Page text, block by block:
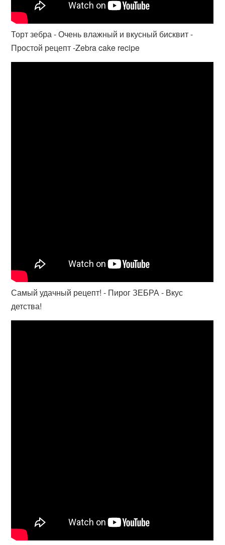
Торт зебра - Очень влажный и вкусный бисквит -
Простой рецепт -Zebra cake recipe
Самый удачный рецепт! - Пирог ЗЕБРА - Вкус
детства!